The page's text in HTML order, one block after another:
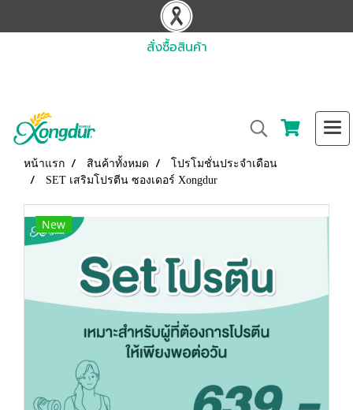
สั่งซื้อสินค้า
หน้าแรก สินค้าทั้งหมด
โปรโมชั่นประจำเดือน
SET เสริมโปรตีน ซองเดอร์ Xongdur
New